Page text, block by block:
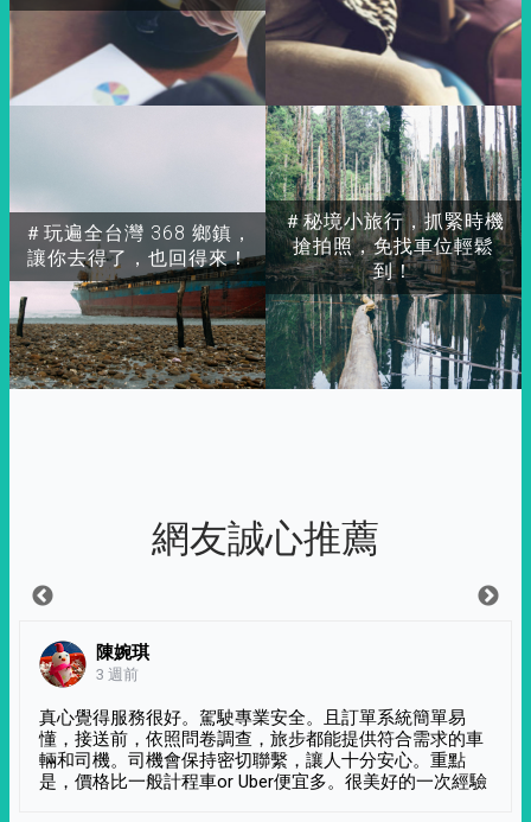
＃玩遍全台灣 368 鄉鎮，
讓你去得了，也回得來！
＃秘境小旅行，抓緊時機
搶拍照，免找車位輕鬆
到！
網友誠心推薦
陳婉琪
3 週前
真心覺得服務很好。駕駛專業安全。且訂單系統簡單易
懂，接送前，依照問卷調查，旅步都能提供符合需求的車
輛和司機。司機會保持密切聯繫，讓人十分安心。重點
是，價格比一般計程車or Uber便宜多。很美好的一次經驗